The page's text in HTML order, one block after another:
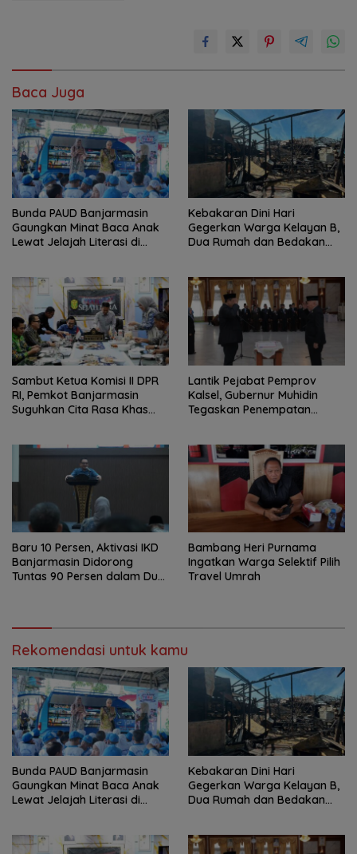
Baca Juga
Bunda PAUD Banjarmasin
Gaungkan Minat Baca Anak
Lewat Jelajah Literasi di
Kebakaran Dini Hari
Gegerkan Warga Kelayan B,
Dua Rumah dan Bedakan
Sambut Ketua Komisi II DPR
RI, Pemkot Banjarmasin
Suguhkan Cita Rasa Khas
Lantik Pejabat Pemprov
Kalsel, Gubernur Muhidin
Tegaskan Penempatan
Baru 10 Persen, Aktivasi IKD
Banjarmasin Didorong
Tuntas 90 Persen dalam Dua
Bambang Heri Purnama
Ingatkan Warga Selektif Pilih
Travel Umrah
Rekomendasi untuk kamu
Bunda PAUD Banjarmasin
Gaungkan Minat Baca Anak
Lewat Jelajah Literasi di
Kebakaran Dini Hari
Gegerkan Warga Kelayan B,
Dua Rumah dan Bedakan